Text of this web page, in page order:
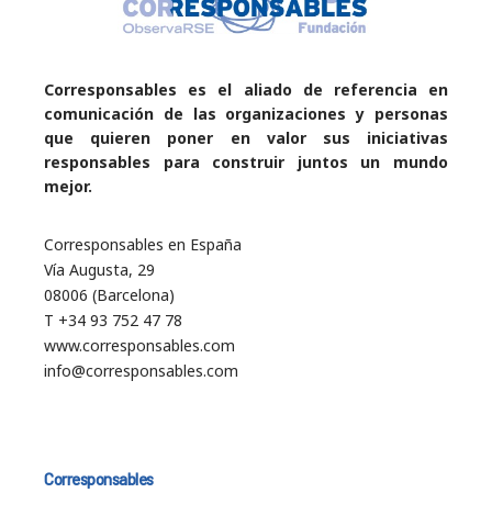
Corresponsables es el aliado de referencia en
comunicación de las organizaciones y personas
que quieren poner en valor sus iniciativas
responsables para construir juntos un mundo
mejor.
Corresponsables en España
Vía Augusta, 29
08006 (Barcelona)
T +34 93 752 47 78
www.corresponsables.com
info@corresponsables.com
Corresponsables